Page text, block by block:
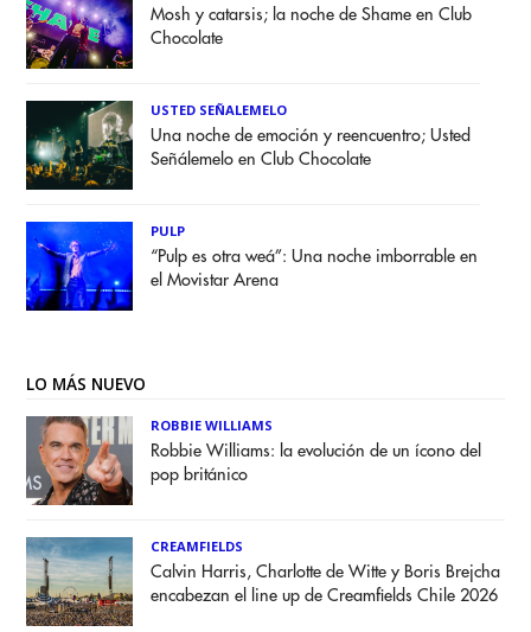
Mosh y catarsis; la noche de Shame en Club
Chocolate
USTED SEÑALEMELO
Una noche de emoción y reencuentro; Usted
Señálemelo en Club Chocolate
PULP
“Pulp es otra weá”: Una noche imborrable en
el Movistar Arena
LO MÁS NUEVO
ROBBIE WILLIAMS
Robbie Williams: la evolución de un ícono del
pop británico
CREAMFIELDS
Calvin Harris, Charlotte de Witte y Boris Brejcha
encabezan el line up de Creamfields Chile 2026